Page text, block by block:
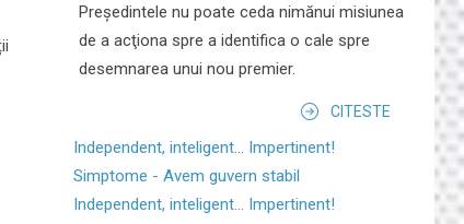
Preşedintele nu poate ceda nimănui misiunea
de a acţiona spre a identifica o cale spre
desemnarea unui nou premier.
CITESTE
Independent, inteligent... Impertinent!
Simptome - Avem guvern stabil
Independent, inteligent... Impertinent!